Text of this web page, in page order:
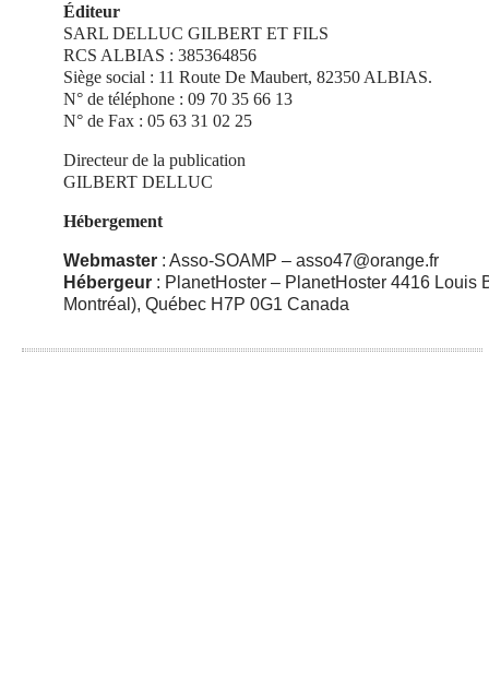
Éditeur
SARL DELLUC GILBERT ET FILS
RCS ALBIAS : 385364856
Siège social : 11 Route De Maubert, 82350 ALBIAS.
N° de téléphone : 09 70 35 66 13
N° de Fax : 05 63 31 02 25
Directeur de la publication
GILBERT DELLUC
Hébergement
Webmaster : Asso-SOAMP – asso47@orange.fr
Hébergeur : PlanetHoster – PlanetHoster 4416 Louis
Montréal), Québec H7P 0G1 Canada